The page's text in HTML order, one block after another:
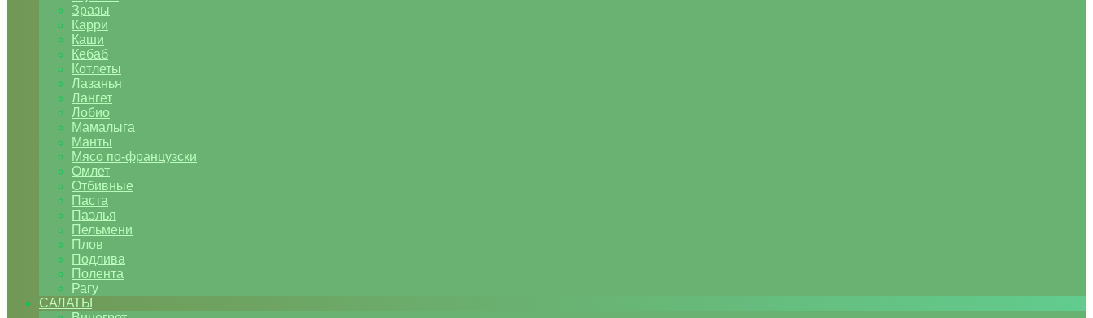
Зразы
Карри
Каши
Кебаб
Котлеты
Лазанья
Лангет
Лобио
Мамалыга
Манты
Мясо по-французски
Омлет
Отбивные
Паста
Паэлья
Пельмени
Плов
Подлива
Полента
Рагу
САЛАТЫ